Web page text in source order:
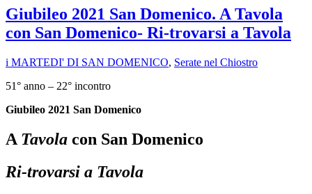
Giubileo 2021 San Domenico. A Tavola
con San Domenico- Ri-trovarsi a Tavola
i MARTEDI' DI SAN DOMENICO, Serate nel Chiostro
51° anno – 22° incontro
Giubileo 2021 San Domenico
A Tavola con San Domenico
Ri-trovarsi a Tavola